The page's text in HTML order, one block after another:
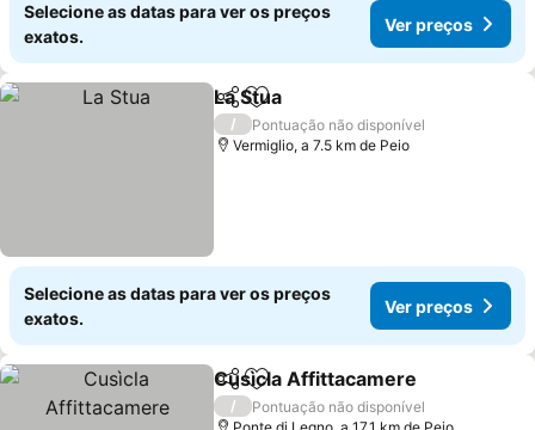
Selecione as datas para ver os preços
exatos.
Ver preços
PartilharAdicionar aos favoritos
La Stua
/
Pontuação não disponível
Vermiglio, a 7.5 km de Peio
Selecione as datas para ver os preços
exatos.
Ver preços
PartilharAdicionar aos favoritos
Cusìcla Affittacamere
/
Pontuação não disponível